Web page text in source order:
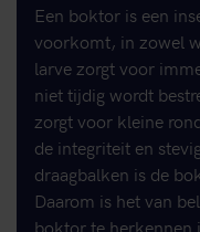
Een boktor is een
voorkomt, in zowel
larve zorgt voor
niet tijdig wordt
zorgt voor kleine
de integriteit en
draagbalken is de
Daarom is het van
boktor te herkennen